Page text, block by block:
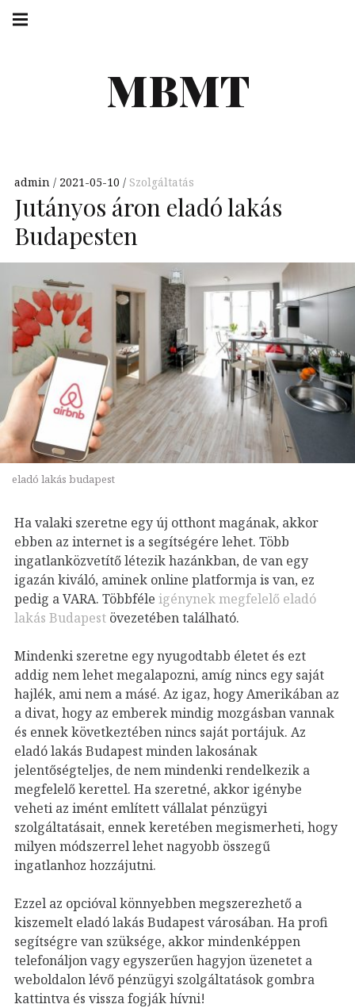
Skip
MBMT
navigation
admin 2021-05-10 Szolgáltatás
Jutányos áron eladó lakás
Budapesten
eladó lakás budapest
Ha valaki szeretne egy új otthont magának, akkor
ebben az internet is a segítségére lehet. Több
ingatlanközvetítő létezik hazánkban, de van egy
igazán kiváló, aminek online platformja is van, ez
pedig a VARA. Többféle igénynek megfelelő eladó
lakás Budapest övezetében található.
Mindenki szeretne egy nyugodtabb életet és ezt
addig nem lehet megalapozni, amíg nincs egy saját
hajlék, ami nem a másé. Az igaz, hogy Amerikában az
a divat, hogy az emberek mindig mozgásban vannak
és ennek következtében nincs saját portájuk. Az
eladó lakás Budapest minden lakosának
jelentőségteljes, de nem mindenki rendelkezik a
megfelelő kerettel. Ha szeretné, akkor igénybe
veheti az imént említett vállalat pénzügyi
szolgáltatásait, ennek keretében megismerheti, hogy
milyen módszerrel lehet nagyobb összegű
ingatlanhoz hozzájutni.
Ezzel az opcióval könnyebben megszerezhető a
kiszemelt eladó lakás Budapest városában. Ha profi
segítségre van szüksége, akkor mindenképpen
telefonáljon vagy egyszerűen hagyjon üzenetet a
weboldalon lévő pénzügyi szolgáltatások gombra
kattintva és vissza fogják hívni!